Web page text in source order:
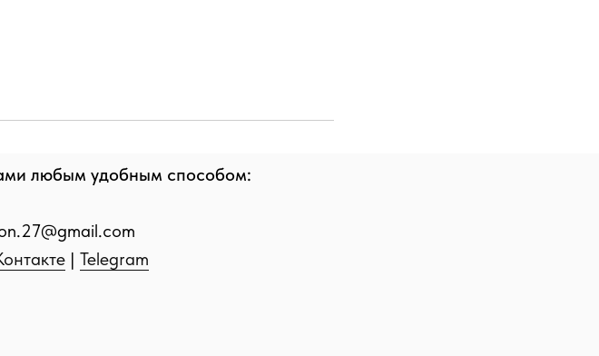
любым удобным способом:
| Telegram